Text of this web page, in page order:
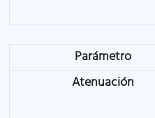
Parámetro
Atenuación